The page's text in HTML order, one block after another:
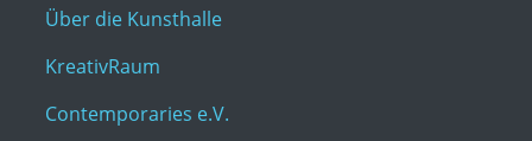
Über die Kunsthalle
KreativRaum
Contemporaries e.V.